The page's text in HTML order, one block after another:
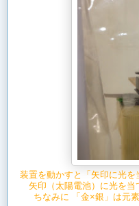
装置を動かすと「矢印に光を
矢印（太陽電池）に光を
ちなみに 「金×銀」は元